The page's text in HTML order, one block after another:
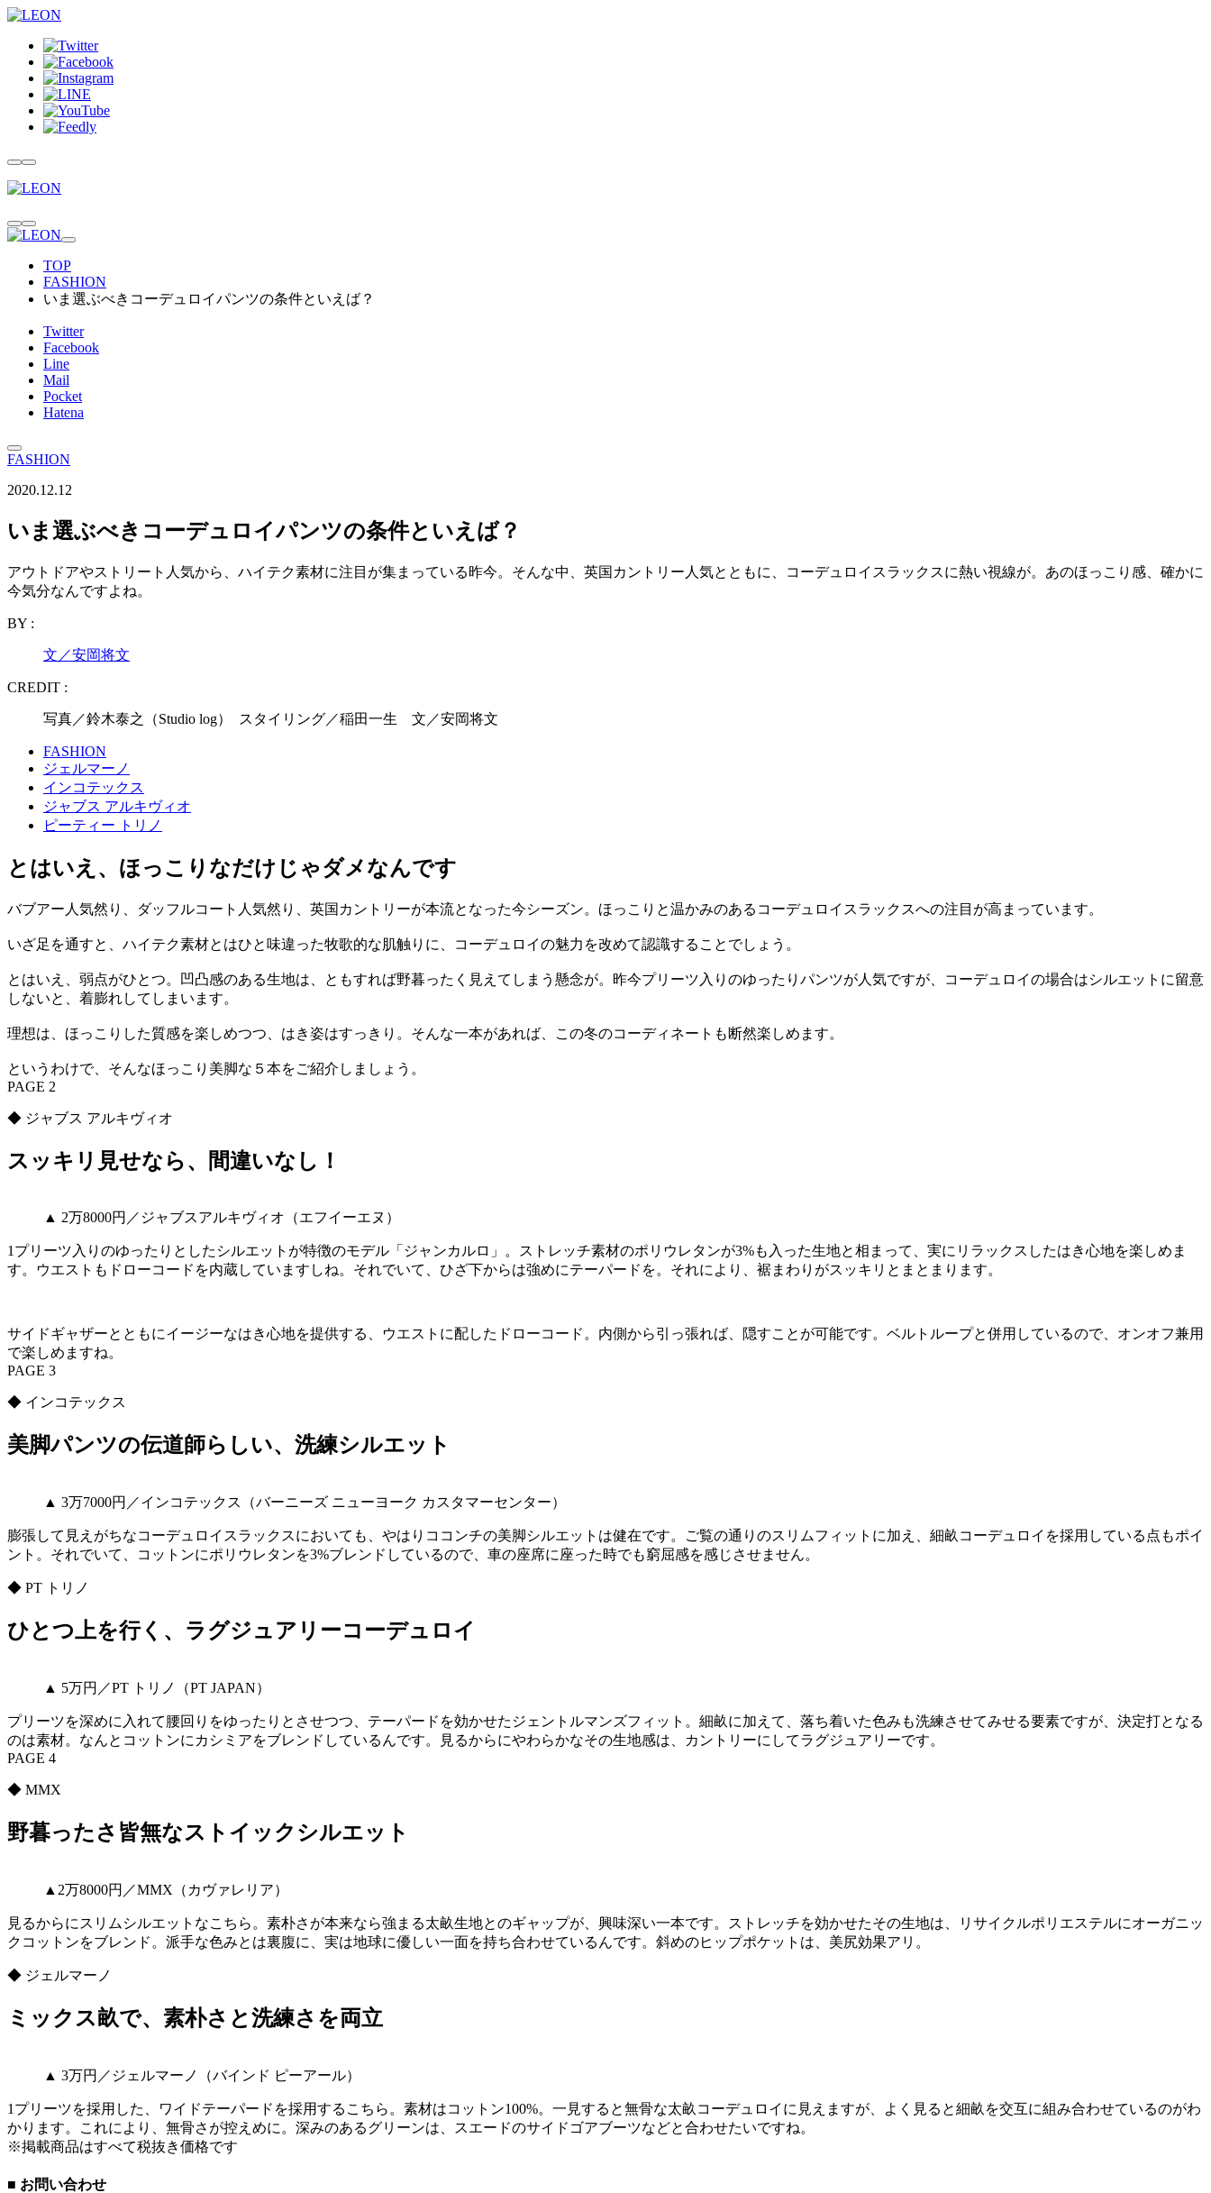
TOP
FASHION
いま選ぶべきコーデュロイパンツの条件といえば？
Twitter
Facebook
Line
Mail
Pocket
Hatena
FASHION
2020.12.12
いま選ぶべきコーデュロイパンツの条件といえば？
アウトドアやストリート人気から、ハイテク素材に注目が集まっている昨今。そんな中、英国カントリー人気とともに、コーデュロイスラックスに熱い視線が。あのほっこり感、確かに
今気分なんですよね。
BY :
文／安岡将文
CREDIT :
写真／鈴木泰之（Studio log） スタイリング／稲田一生 文／安岡将文
FASHION
ジェルマーノ
インコテックス
ジャブス アルキヴィオ
ピーティー トリノ
とはいえ、ほっこりなだけじゃダメなんです
バブアー人気然り、ダッフルコート人気然り、英国カントリーが本流となった今シーズン。ほっこりと温かみのあるコーデュロイスラックスへの注目が高まっています。
いざ足を通すと、ハイテク素材とはひと味違った牧歌的な肌触りに、コーデュロイの魅力を改めて認識することでしょう。
とはいえ、弱点がひとつ。凹凸感のある生地は、ともすれば野暮ったく見えてしまう懸念が。昨今プリーツ入りのゆったりパンツが人気ですが、コーデュロイの場合はシルエットに留意
しないと、着膨れしてしまいます。
理想は、ほっこりした質感を楽しめつつ、はき姿はすっきり。そんな一本があれば、この冬のコーディネートも断然楽しめます。
というわけで、そんなほっこり美脚な５本をご紹介しましょう。
PAGE 2
◆ ジャブス アルキヴィオ
スッキリ見せなら、間違いなし！
▲ 2万8000円／ジャブスアルキヴィオ（エフイーエヌ）
1プリーツ入りのゆったりとしたシルエットが特徴のモデル「ジャンカルロ」。ストレッチ素材のポリウレタンが3%も入った生地と相まって、実にリラックスしたはき心地を楽しめま
す。ウエストもドローコードを内蔵していますしね。それでいて、ひざ下からは強めにテーパードを。それにより、裾まわりがスッキリとまとまります。
サイドギャザーとともにイージーなはき心地を提供する、ウエストに配したドローコード。内側から引っ張れば、隠すことが可能です。ベルトループと併用しているので、オンオフ兼用
で楽しめますね。
PAGE 3
◆ インコテックス
美脚パンツの伝道師らしい、洗練シルエット
▲ 3万7000円／インコテックス（バーニーズ ニューヨーク カスタマーセンター）
膨張して見えがちなコーデュロイスラックスにおいても、やはりココンチの美脚シルエットは健在です。ご覧の通りのスリムフィットに加え、細畝コーデュロイを採用している点もポイ
ント。それでいて、コットンにポリウレタンを3%ブレンドしているので、車の座席に座った時でも窮屈感を感じさせません。
◆ PT トリノ
ひとつ上を行く、ラグジュアリーコーデュロイ
▲ 5万円／PT トリノ（PT JAPAN）
プリーツを深めに入れて腰回りをゆったりとさせつつ、テーパードを効かせたジェントルマンズフィット。細畝に加えて、落ち着いた色みも洗練させてみせる要素ですが、決定打となる
のは素材。なんとコットンにカシミアをブレンドしているんです。見るからにやわらかなその生地感は、カントリーにしてラグジュアリーです。
PAGE 4
◆ MMX
野暮ったさ皆無なストイックシルエット
▲2万8000円／MMX（カヴァレリア）
見るからにスリムシルエットなこちら。素朴さが本来なら強まる太畝生地とのギャップが、興味深い一本です。ストレッチを効かせたその生地は、リサイクルポリエステルにオーガニッ
クコットンをブレンド。派手な色みとは裏腹に、実は地球に優しい一面を持ち合わせているんです。斜めのヒップポケットは、美尻効果アリ。
◆ ジェルマーノ
ミックス畝で、素朴さと洗練さを両立
▲ 3万円／ジェルマーノ（バインド ピーアール）
1プリーツを採用した、ワイドテーパードを採用するこちら。素材はコットン100%。一見すると無骨な太畝コーデュロイに見えますが、よく見ると細畝を交互に組み合わせているのがわ
かります。これにより、無骨さが控えめに。深みのあるグリーンは、スエードのサイドゴアブーツなどと合わせたいですね。
※掲載商品はすべて税抜き価格です
■ お問い合わせ